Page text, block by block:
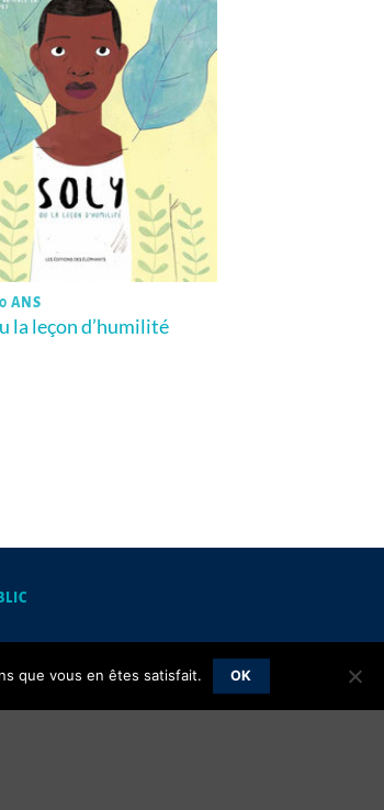
ANS
la leçon d’humilité
que vous en êtes satisfait. OK